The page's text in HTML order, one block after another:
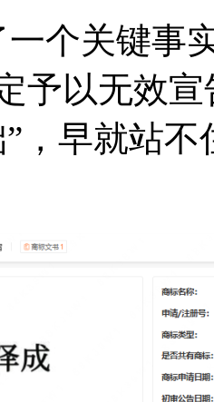
个关键事
予以无效
，早就站不